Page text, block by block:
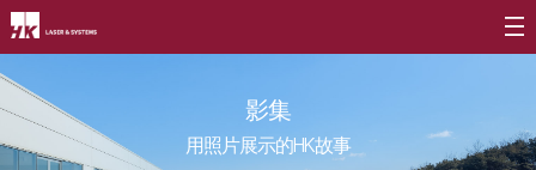
CEO
产品介绍
影集
用照片展示的HK故事